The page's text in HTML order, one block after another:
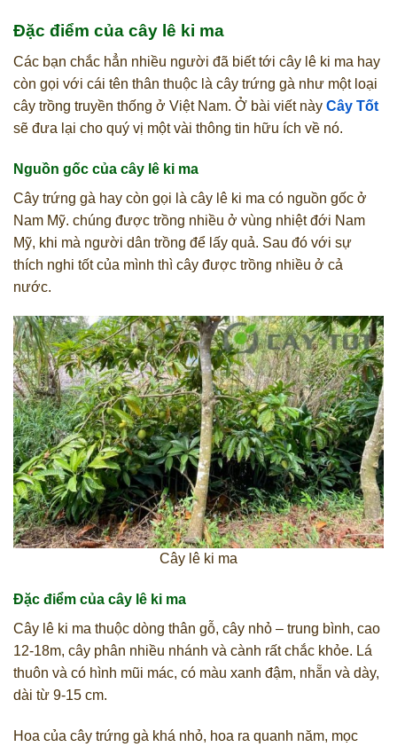
Đặc điểm của cây lê ki ma
Các bạn chắc hẳn nhiều người đã biết tới cây lê ki ma hay
còn gọi với cái tên thân thuộc là cây trứng gà như một loại
cây trồng truyền thống ở Việt Nam. Ở bài viết này Cây Tốt
sẽ đưa lại cho quý vị một vài thông tin hữu ích về nó.
Nguồn gốc của cây lê ki ma
Cây trứng gà hay còn gọi là cây lê ki ma có nguồn gốc ở
Nam Mỹ. chúng được trồng nhiều ở vùng nhiệt đới Nam
Mỹ, khi mà người dân trồng để lấy quả. Sau đó với sự
thích nghi tốt của mình thì cây được trồng nhiều ở cả
nước.
Cây lê ki ma
Đặc điểm của cây lê ki ma
Cây lê ki ma thuộc dòng thân gỗ, cây nhỏ – trung bình, cao
12-18m, cây phân nhiều nhánh và cành rất chắc khỏe. Lá
thuôn và có hình mũi mác, có màu xanh đậm, nhẵn và dày,
dài từ 9-15 cm.
Hoa của cây trứng gà khá nhỏ, hoa ra quanh năm, mọc